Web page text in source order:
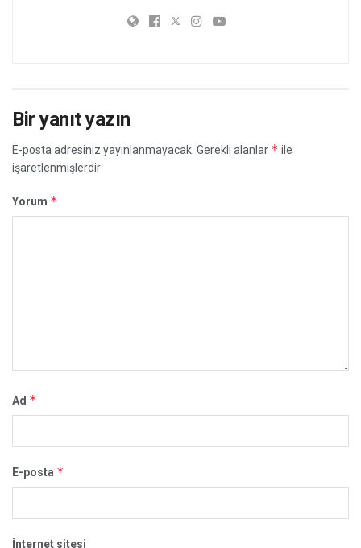
Bir yanıt yazın
E-posta adresiniz yayınlanmayacak. Gerekli alanlar * ile
işaretlenmişlerdir
Yorum *
Ad *
E-posta *
İnternet sitesi